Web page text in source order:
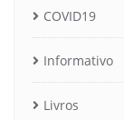
COVID19
Informativo
Livros